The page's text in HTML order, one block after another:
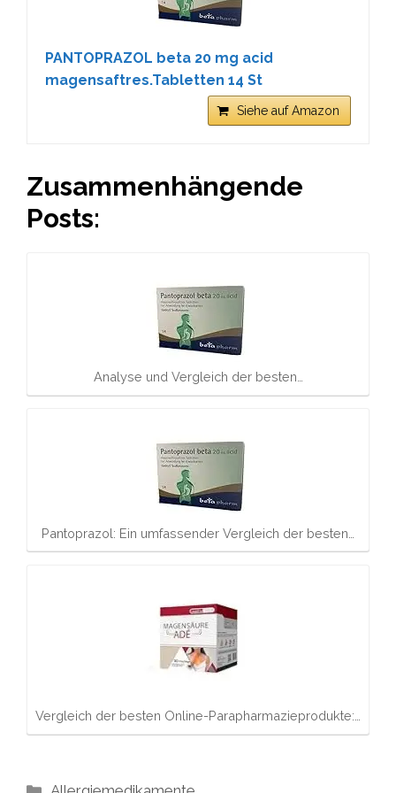
PANTOPRAZOL beta 20 mg acid
magensaftres.Tabletten 14 St
Siehe auf Amazon
Zusammenhängende
Posts:
Analyse und Vergleich der besten…
Pantoprazol: Ein umfassender Vergleich der besten…
Vergleich der besten Online-Parapharmazieprodukte:…
Kategorien